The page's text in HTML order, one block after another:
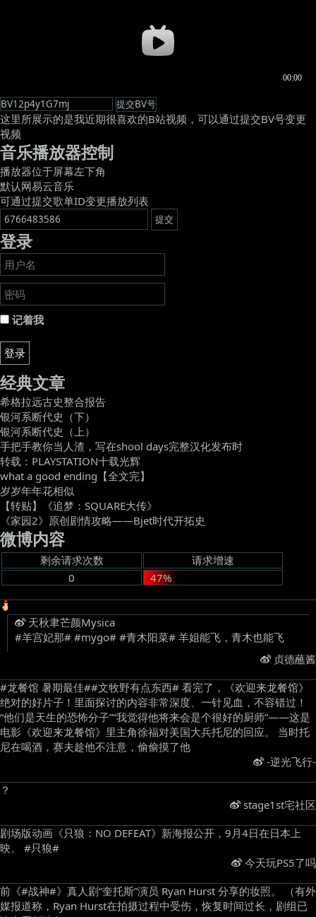
这里所展示的是我近期很喜欢的B站视频，可以通过提交BV号变更
视频
音乐播放器控制
播放器位于屏幕左下角
默认网易云音乐
可通过提交歌单ID变更播放列表
登录
记着我
登录
经典文章
希格拉远古史整合报告
银河系断代史（下）
银河系断代史（上）
手把手教你当人渣，写在shool days完整汉化发布时
转载：PLAYSTATION十载光辉
what a good ending【全文完】
岁岁年年花相似
【转贴】《追梦：SQUARE大传》
《家园2》原创剧情攻略——Bjet时代开拓史
微博内容
剩余请求次数
请求增速
0
47%
天秋聿芒颜Mysica
#羊宫妃那# ​​​​#mygo# #青木阳菜# 羊姐能飞，青木也能飞 ​
贞德蘸酱
#龙餐馆 暑期最佳##文牧野有点东西# 看完了，《欢迎来龙餐馆》
绝对的好片子！里面探讨的内容非常深度、一针见血，不容错过！
“他们是天生的恐怖分子”“我觉得他将来会是个很好的厨师”——这是
电影《欢迎来龙餐馆》里主角徐福对美国大兵托尼的回应。 当时托
尼在喝酒，赛夫趁他不注意，偷偷摸了他 ​
-逆光飞行-
？ ​
stage1st宅社区
剧场版动画《只狼：NO DEFEAT》新海报公开，9月4日在日本上
映。 #只狼# ​
今天玩PS5了吗
前《#战神#》真人剧“奎托斯”演员 Ryan Hurst 分享的妆照。 （有外
媒报道称，Ryan Hurst在拍摄过程中受伤，恢复时间过长，剧组已